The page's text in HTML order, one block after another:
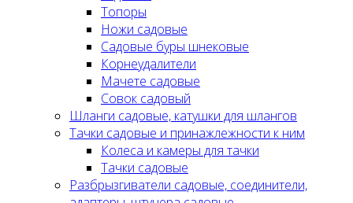
Топоры
Ножи садовые
Садовые буры шнековые
Корнеудалители
Мачете садовые
Совок садовый
Шланги садовые, катушки для шлангов
Тачки садовые и принажлежности к ним
Колеса и камеры для тачки
Тачки садовые
Разбрызгиватели садовые, соединители,